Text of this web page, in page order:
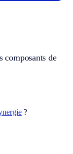
composants de
?